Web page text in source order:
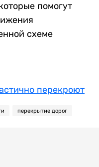
помогут
схеме
перекроют
перекрытие дорог